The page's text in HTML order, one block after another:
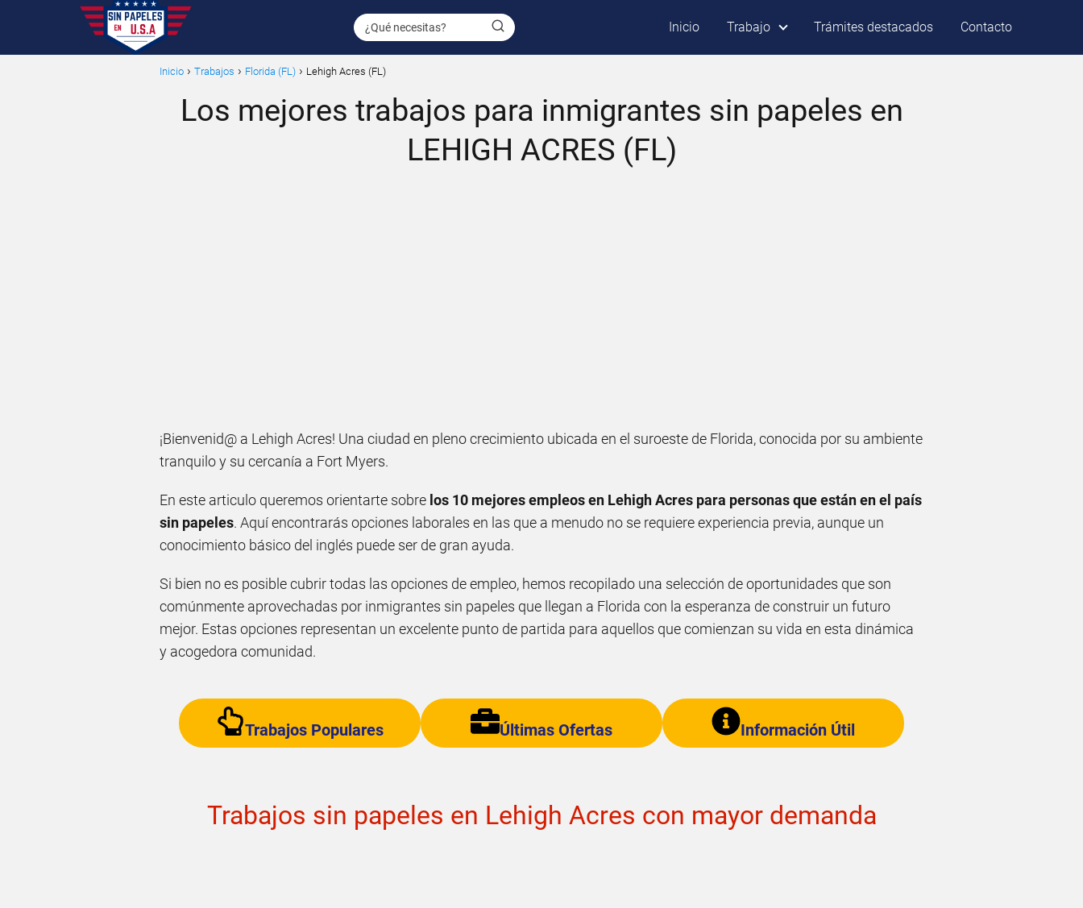
Inicio Trabajo Trámites destacados Contacto
Inicio Trabajos Florida (FL) Lehigh Acres (FL)
Los mejores trabajos para inmigrantes sin papeles en
LEHIGH ACRES (FL)
¡Bienvenid@ a Lehigh Acres! Una ciudad en pleno crecimiento ubicada en el suroeste de Florida, conocida por su ambiente
tranquilo y su cercanía a Fort Myers.
En este articulo queremos orientarte sobre los 10 mejores empleos en Lehigh Acres para personas que están en el país
sin papeles. Aquí encontrarás opciones laborales en las que a menudo no se requiere experiencia previa, aunque un
conocimiento básico del inglés puede ser de gran ayuda.
Si bien no es posible cubrir todas las opciones de empleo, hemos recopilado una selección de oportunidades que son
comúnmente aprovechadas por inmigrantes sin papeles que llegan a Florida con la esperanza de construir un futuro
mejor. Estas opciones representan un excelente punto de partida para aquellos que comienzan su vida en esta dinámica
y acogedora comunidad.
Trabajos Populares Últimas Ofertas Información Útil
Trabajos sin papeles en Lehigh Acres con mayor demanda